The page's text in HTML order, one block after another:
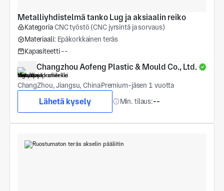
Metalliyhdistelmä tanko Lug ja aksiaalin reiko
KategoriaCNC työstö (CNC jyrsintä ja sorvaus)
Materiaali: Epäkorkkainen teräs
Kapasiteetti --
Changzhou Aofeng Plastic & Mould Co., Ltd.
ChangZhou, Jiangsu, ChinaPremium-jäsen 1 vuotta
Lähetä kysely Min. tilaus:--